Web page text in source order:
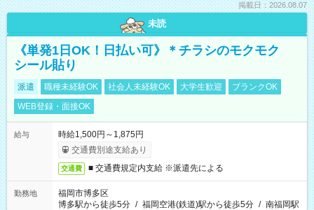
掲載日：2026.08.07
未読
《単発1日OK！日払い可》＊チラシのモクモク
シール貼り
派遣 職種未経験OK 社会人未経験OK 大学生歓迎
ブランクOK
WEB登録・面接OK
給与
時給1,500円～1,875円
交通費別途支給あり
交通費 ■ 交通費規定内支給 ※派遣先による
勤務地
福岡市博多区
博多駅から徒歩5分 / 福岡空港(鉄道)駅から徒歩5分 / 南福岡駅